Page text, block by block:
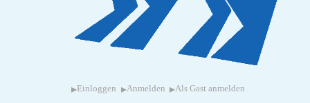
▸ Einloggen ▸Anmelden ▸Als Gast anmelden